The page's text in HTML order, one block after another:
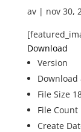
av | nov 30,
Download
Version
Download
File Size
File Count
Create